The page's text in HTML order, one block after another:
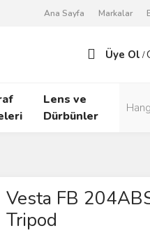
Ana Sayfa Markalar
Üye Ol /
Lens ve
Dürbünler
Vesta FB
Tripod